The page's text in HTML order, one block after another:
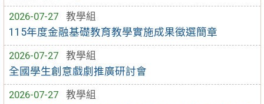
2026-07-27
教學組
115年度金融基礎教育教學實施成果徵選簡章
2026-07-27
教學組
全國學生創意戲劇推廣研討會
2026-07-27
教學組